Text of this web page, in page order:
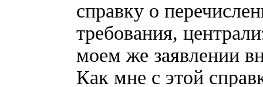
справку о
требования,
моем же заявлении
Как мне с этой